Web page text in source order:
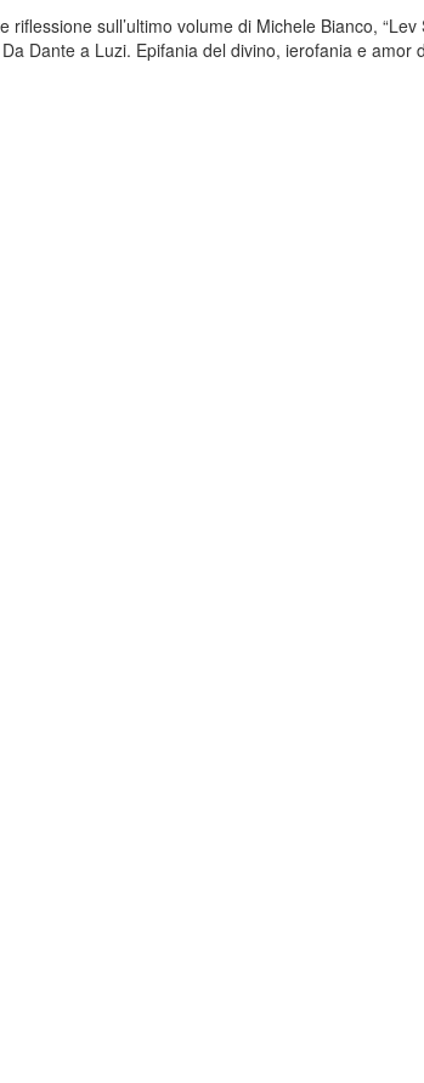
riflessione sull’ultimo volume di Michele Bianco,
Dante a Luzi. Epifania del divino, ierofania e amor